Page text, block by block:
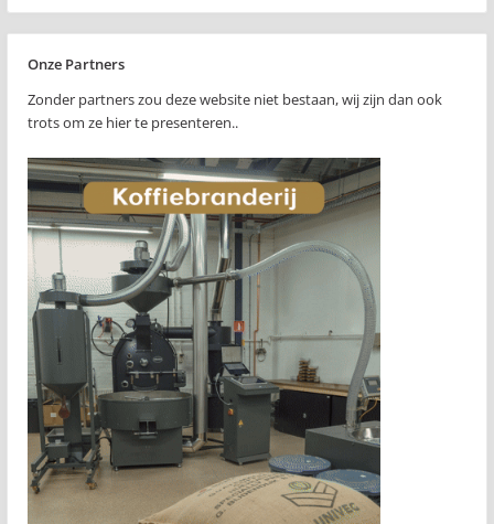
Onze Partners
Zonder partners zou deze website niet bestaan, wij zijn dan ook
trots om ze hier te presenteren..